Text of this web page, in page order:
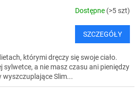
Dostępne (>5 szt)
SZCZEGÓŁY
którymi dręczy się swoje ciało.
sylwetce, a nie masz czasu ani pieniędzy
wyszczuplające Slim...